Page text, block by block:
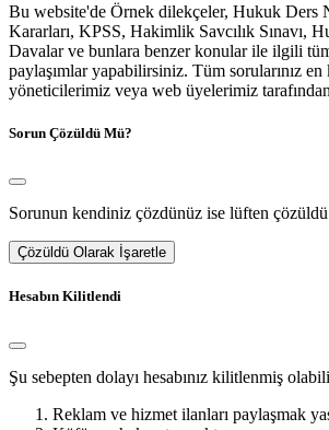
Bu website'de Örnek dilekçeler, Hukuk Ders
Kararları, KPSS, Hakimlik Savcılık Sınavı,
Davalar ve bunlara benzer konular ile ilgili tüm
paylaşımlar yapabilirsiniz. Tüm sorularınız en
yöneticilerimiz veya web üyelerimiz
Sorun Çözüldü Mü?
Sorunun kendiniz çözdünüz ise lüften
Çözüldü Olarak İşaretle
Hesabın Kilitlendi
Şu sebepten dolayı hesabınız kilitlenmiş
Reklam ve hizmet ilanları paylaşmak